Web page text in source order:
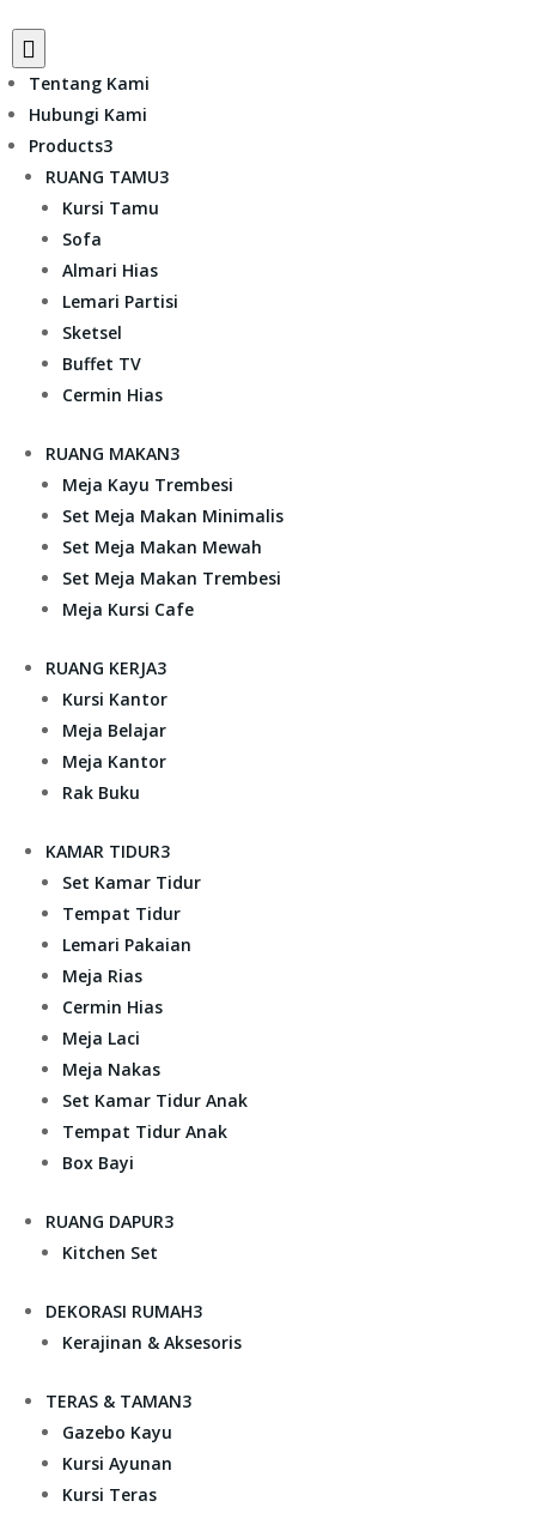

Tentang Kami
Hubungi Kami
Products3
RUANG TAMU3
Kursi Tamu
Sofa
Almari Hias
Lemari Partisi
Sketsel
Buffet TV
Cermin Hias
RUANG MAKAN3
Meja Kayu Trembesi
Set Meja Makan Minimalis
Set Meja Makan Mewah
Set Meja Makan Trembesi
Meja Kursi Cafe
RUANG KERJA3
Kursi Kantor
Meja Belajar
Meja Kantor
Rak Buku
KAMAR TIDUR3
Set Kamar Tidur
Tempat Tidur
Lemari Pakaian
Meja Rias
Cermin Hias
Meja Laci
Meja Nakas
Set Kamar Tidur Anak
Tempat Tidur Anak
Box Bayi
RUANG DAPUR3
Kitchen Set
DEKORASI RUMAH3
Kerajinan & Aksesoris
TERAS & TAMAN3
Gazebo Kayu
Kursi Ayunan
Kursi Teras